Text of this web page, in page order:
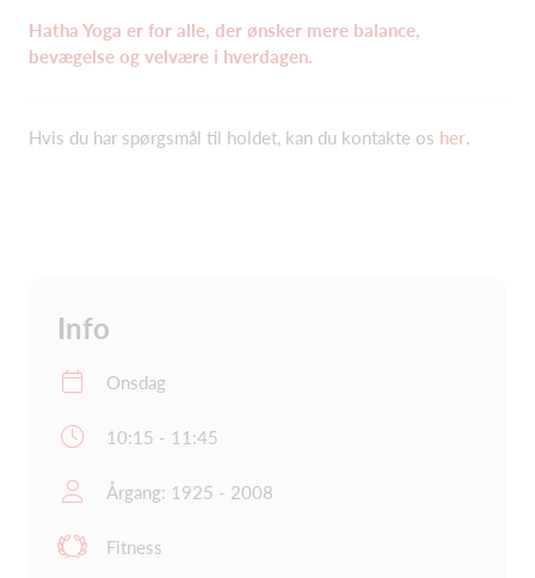
Hatha Yoga er for alle, der ønsker mere balance,
bevægelse og velvære i hverdagen.
Hvis du har spørgsmål til holdet, kan du kontakte os her.
Info
Onsdag
10:15 - 11:45
Årgang: 1925 - 2008
Fitness